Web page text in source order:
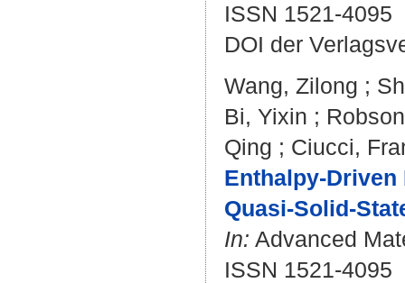
ISSN 1521-4095
DOI der
Wang, Zilong ;
Bi, Yixin ;
Qing ; Ciucci,
Enthalpy-
Quasi-Solid-
In: Advanced
ISSN 1521-4095